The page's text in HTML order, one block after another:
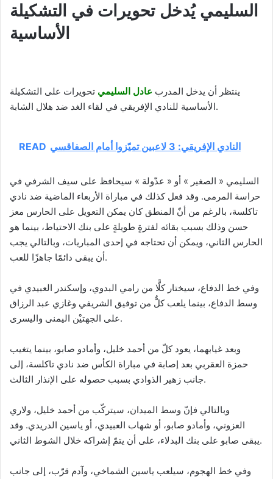
السليمي يُدخل تحويرات في التشكيلة
الأساسية
ينتظر أن يدخل المدرب عادل السليمي تحويرات على التشكيلة
الأساسية للنادي الإفريقي في لقاء الغد ضد هلال الشابة.
READ النادي الإفريقي: 3 لاعبين تميّزوا أمام الصفاقسي
السليمي « الصغير » أو « عدّولة » سيحافظ على سيف الشرفي في
حراسة المرمى. وقد فعل كذلك في مباراة الأربعاء الماضية ضد نادي
تاكلسة، بالرغم من أنّ المنطق كان يمكن التعويل على الحارس معز
حسن وذلك بسبب بقائه لفترةٍ طويلةٍ على بنك الاحتياط، بينما هو
الحارس الثاني، ويمكن أن تحتاجه في إحدى المباريات، وبالتالي يجب
أن يبقى دائمًا جاهزًا للعب.
وفي خط الدفاع، سيختار كلًّا من رامي البدوي، وإسكندر العبيدي في
وسط الدفاع، بينما يلعب كلٌّ من توفيق الشريفي وغازي عبد الرزاق
على الجهتيْن اليمنى واليسرى.
وبعد غيابهما، يعود كلّ من أحمد خليل، وأمادو صابو، بينما يتغيب
حمزة العقربي بعد إصابة في مباراة الكأس ضد نادي تاكلسة، إلى
جانب زهير الذوادي بسبب حصوله على الإنذار الثالث.
وبالتالي فإنّ وسط الميدان، سيتركّب من أحمد خليل، ولاري
العزوني، وأمادو صابو، أو شهاب العبيدي، أو ياسين الدريدي. وقد
يبقى صابو على بنك البدلاء، على أن يتمّ إشراكه خلال الشوط الثاني.
وفي خط الهجوم، سيلعب ياسين الشماخي، وآدم قرّب، إلى جانب